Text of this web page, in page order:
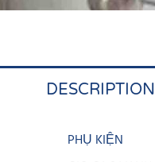
DESCRIPTION
PHỤ KIỆN